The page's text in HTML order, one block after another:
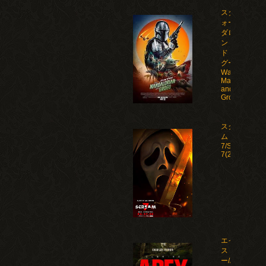
スター・ウ
ォーズ マン
ダロリア
ン・アン
ド・グロー
グー/Star
Wars: The
Mandalorian
and
Grogu(2026)
スクリー
ム
7/Scream
7(2026)
エイペック
ス・プレデタ
ー/